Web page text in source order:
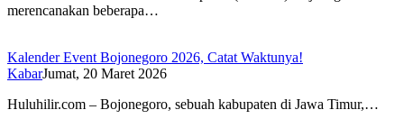
merencanakan beberapa…
Kalender Event Bojonegoro 2026, Catat Waktunya!
KabarJumat, 20 Maret 2026
Huluhilir.com – Bojonegoro, sebuah kabupaten di Jawa Timur,…